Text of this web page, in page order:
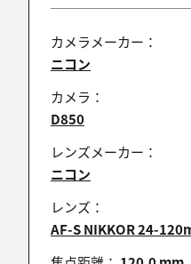
2018/07/02
入選おめでとうございま
入選おめでとうござい
きりの一族の
カメラメーカー：
ニコン
カメラ：
D850
レンズメーカー：
ニコン
レンズ：
AF-S NIKKOR 24-